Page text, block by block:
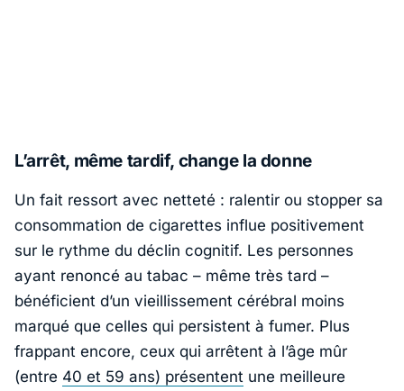
L’arrêt, même tardif, change la donne
Un fait ressort avec netteté : ralentir ou stopper sa
consommation de cigarettes influe positivement
sur le rythme du déclin cognitif. Les personnes
ayant renoncé au tabac – même très tard –
bénéficient d’un vieillissement cérébral moins
marqué que celles qui persistent à fumer. Plus
frappant encore, ceux qui arrêtent à l’âge mûr
(entre 40 et 59 ans) présentent une meilleure